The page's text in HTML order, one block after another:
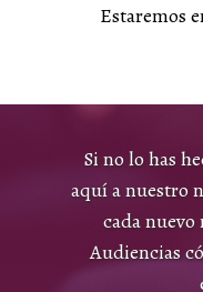
Estaremos
Si no lo has
aquí a nuestro
cada
Audiencias